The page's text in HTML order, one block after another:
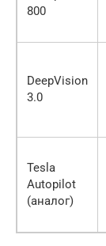
800
DeepVision
3.0
Tesla
Autopilot
(аналог)